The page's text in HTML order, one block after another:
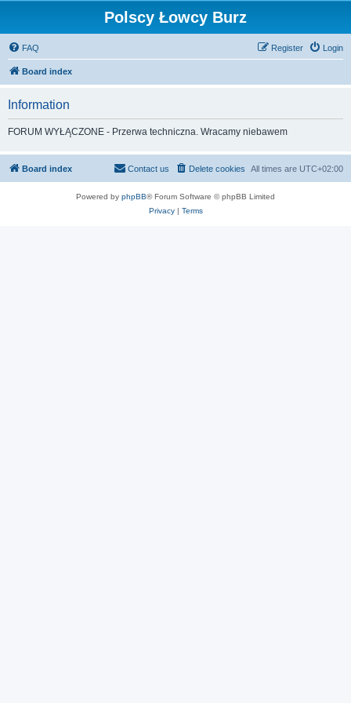
Polscy Łowcy Burz
FAQ Login
Register
Board index
Information
FORUM WYŁĄCZONE - Przerwa techniczna. Wracamy niebawem
Board index All times are UTC+02:00
Delete cookies
Contact us
Powered by phpBB® Forum Software © phpBB Limited
Privacy| Terms